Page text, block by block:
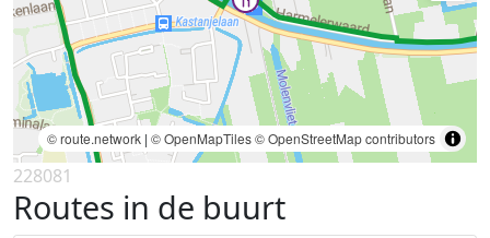
© route.network | © OpenMapTiles© OpenStreetMap contributors
228081
Routes in de buurt